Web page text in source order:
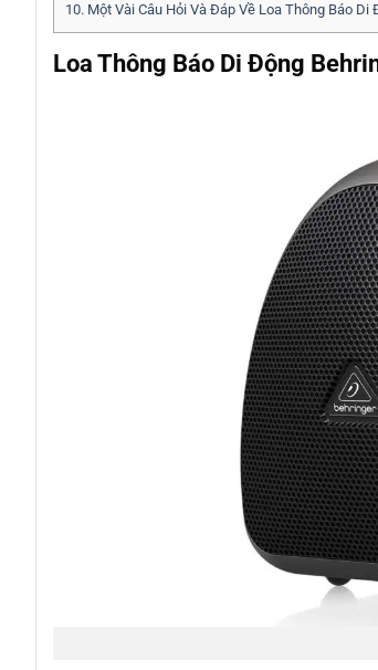
10. Một Vài Câu Hỏi Và Đáp Về Loa Thông Báo Di
Loa Thông Báo Di Động